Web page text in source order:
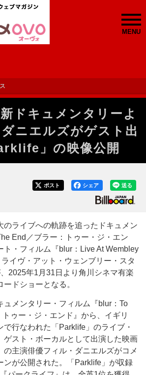
MENU
ドキュメンタリーよ
ニエルズがゲスト出
」の映像公開
送る
シェア
ポスト
ライブへの軌跡を追ったドキュメン
End／ブラー：トゥー・ジ・エン
ト・フィルム『blur：Live At Wembley
イヴ・アット・ウェンブリー・スタ
2025年1月31日より角川シネマ有楽
ドショーとなる。
メンタリー・フィルム『blur：To
ゥー・ジ・エンド』から、イギリ
で行なわれた「Parklife」のライブ・
ゲスト・ボーカルとして出演した映画
の主演俳優フィル・ダニエルズがコメ
ンが公開された。「Parklife」が収録